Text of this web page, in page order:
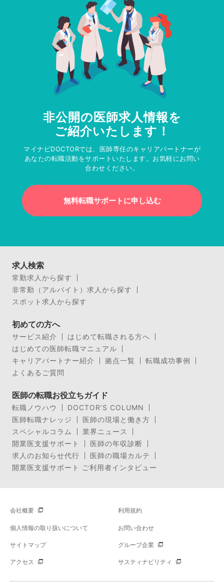
非公開の医師求人情報を
ご紹介いたします！
マイナビDOCTORでは、医師専任のキャリアパートナーが
あなたの転職活動をサポートいたします。お気軽にお問い
合わせください。
無料転職サポートに申し込む
求人検索
常勤求人から探す
非常勤（アルバイト）求人から探す
スポット求人から探す
初めての方へ
サービス紹介
はじめて転職される方へ
はじめての医師転職マニュアル
キャリアパートナー紹介
拠点一覧
転職成功事例
よくあるご質問
医師の転職お役立ちガイド
転職ノウハウ
DOCTOR’S COLUMN
医師転職ナレッジ
医師の現場と働き方
スペシャルコラム
業界ニュース
開業医支援サポート
医師の年収診断
求人のお知らせ代行
医師の職場カルテ
開業医支援サポート ご利用者インタビュー
会社概要 利用規約
個人情報の取り扱いについて お問い合わせ
サイトマップ グループ企業
アクセス サスティナビリティ